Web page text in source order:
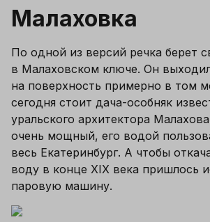
Малаховка
По одной из версий речка берет
в Малаховском ключе. Он
на поверхность примерно в том
сегодня стоит дача-особняк
уральского архитектора
очень мощный, его водой
весь Екатеринбург. А чтобы
воду в конце XIX века пришлось
паровую машину.